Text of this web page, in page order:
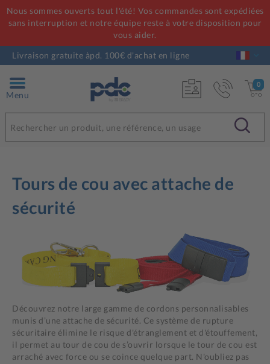
Nous sommes ouverts tout l'été! Vos commandes sont expédiées
sans interruption et notre équipe reste à votre disposition pour
vous aider.
Livraison gratuite àpd. 100€ d'achat en ligne
Menu
0
Tours de cou avec attache de
sécurité
Découvrez notre large gamme de cordons personnalisables
munis d’une attache de sécurité. Ce système de rupture
sécuritaire élimine le risque d'étranglement et d'étouffement,
il permet au tour de cou de s’ouvrir lorsque le tour de cou est
arraché avec force ou se coince quelque part. N'oubliez pas